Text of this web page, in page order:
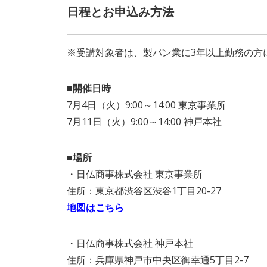
日程とお申込み方法
※受講対象者は、製パン業に3年以上勤務の方
■開催日時
7月4日（火）9:00～14:00 東京事業所
7月11日（火）9:00～14:00 神戸本社
■場所
・日仏商事株式会社 東京事業所
住所：東京都渋谷区渋谷1丁目20-27
地図はこちら
・日仏商事株式会社 神戸本社
住所：兵庫県神戸市中央区御幸通5丁目2-7